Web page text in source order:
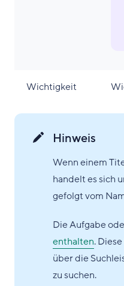
Wichtigkeit
Hinweis
Wenn einem
handelt es sich
gefolgt vom
Die Aufgabe
enthalten.
über die
zu suchen.